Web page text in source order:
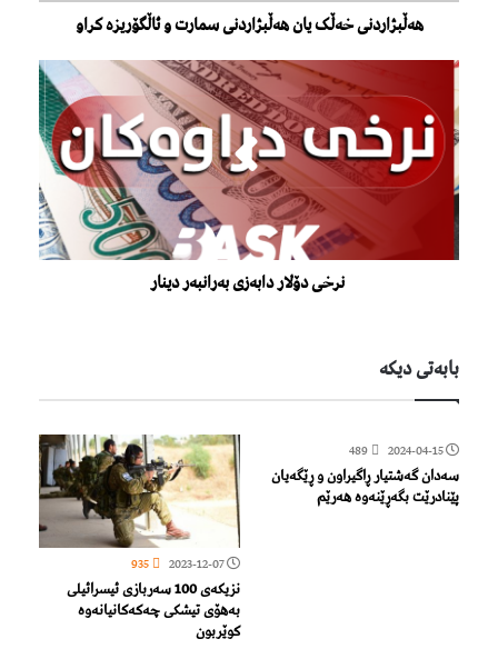
هەڵبژاردنی خەڵک یان هەڵبژاردنی سمارت و ئاڵگۆریزە کراو
نرخی دۆلار دابەزی بەرانبەر دینار
بابەتی دیكە
2024-04-15
489
سەدان گەشتیار ڕاگیراون و ڕێگەیان
پێنادرێت بگەڕێنەوە هەرێم
2023-12-07
935
نزیکەى 100 سەربازى ئیسرائیلى
بەهۆى تیشکى چەکەکانیانەوە
کوێربون